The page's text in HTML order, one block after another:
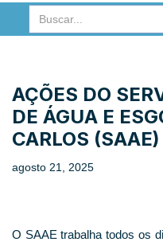
Search
for:
AÇÕES DO
DE ÁGUA E
CARLOS (SAAE)
agosto 21, 2025
O SAAE trabalha todos os